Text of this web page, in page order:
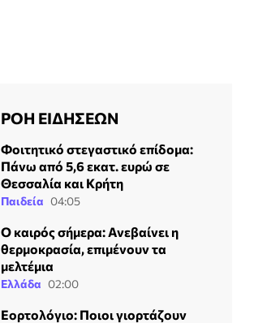
ΡΟΗ ΕΙΔΗΣΕΩΝ
Φοιτητικό στεγαστικό επίδομα:
Πάνω από 5,6 εκατ. ευρώ σε
Θεσσαλία και Κρήτη
Παιδεία 04:05
Ο καιρός σήμερα: Ανεβαίνει η
θερμοκρασία, επιμένουν τα
μελτέμια
Ελλάδα 02:00
Εορτολόγιο: Ποιοι γιορτάζουν